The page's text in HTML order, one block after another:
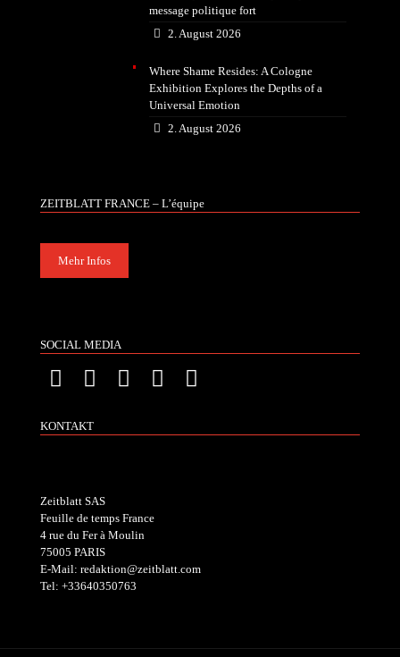
message politique fort
2. August 2026
Where Shame Resides: A Cologne
Exhibition Explores the Depths of a
Universal Emotion
2. August 2026
ZEITBLATT FRANCE – L’équipe
Mehr Infos
SOCIAL MEDIA
KONTAKT
Zeitblatt SAS
Feuille de temps France
4 rue du Fer à Moulin
75005 PARIS
E-Mail: redaktion@zeitblatt.com
Tel: +33640350763